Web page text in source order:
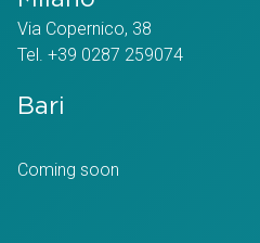
Via Copernico, 38
Tel. +39 0287 259074
Bari
Coming soon